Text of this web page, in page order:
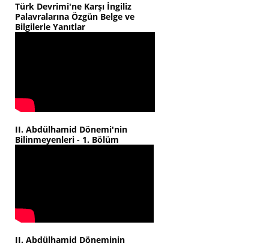
Türk Devrimi'ne Karşı İngiliz
Palavralarına Özgün Belge ve
Bilgilerle Yanıtlar
II. Abdülhamid Dönemi'nin
Bilinmeyenleri - 1. Bölüm
II. Abdülhamid Döneminin